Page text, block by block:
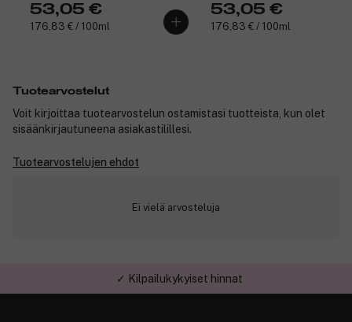
53,05 €
176,83 € / 100ml
53,05 €
176,83 € / 100ml
Tuotearvostelut
Voit kirjoittaa tuotearvostelun ostamistasi tuotteista, kun olet
sisäänkirjautuneena asiakastilillesi.
Tuotearvostelujen ehdot
Ei vielä arvosteluja
✓ Kilpailukykyiset hinnat